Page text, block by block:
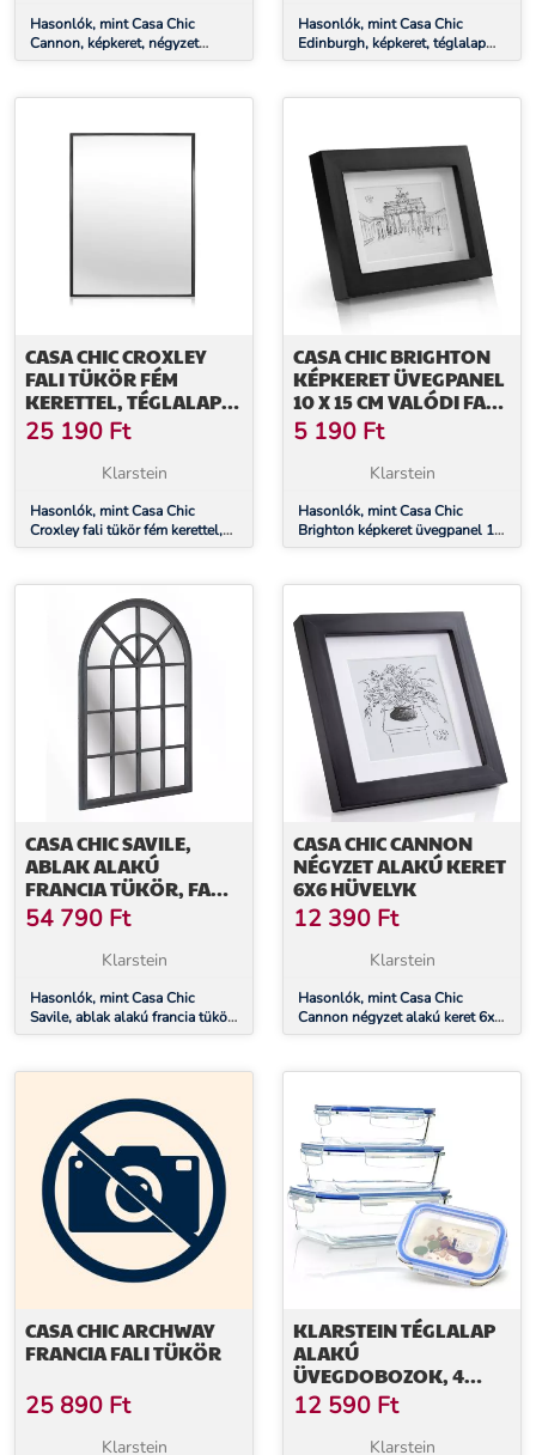
Hasonlók, mint Casa Chic
Cannon, képkeret, négyzet
alakú, fényképek 20 x 20 cm,
Hasonlók, mint Casa Chic
Edinburgh, képkeret, téglalap
alakú, A4-es fényképek 28,8 x
CASA CHIC CROXLEY
FALI TÜKÖR FÉM
KERETTEL, TÉGLALAP
ALAKÚ, 70 X 50 CM
25 190 Ft
Klarstein
Hasonlók, mint Casa Chic
Croxley fali tükör fém kerettel,
téglalap alakú, 70 x 50 cm
CASA CHIC BRIGHTON
KÉPKERET ÜVEGPANEL
10 X 15 CM VALÓDI FA
PASZPARTUVAL
5 190 Ft
Klarstein
Hasonlók, mint Casa Chic
Brighton képkeret üvegpanel 10
x 15 cm valódi fa paszpartuval
CASA CHIC SAVILE,
ABLAK ALAKÚ
FRANCIA TÜKÖR, FA
KERET, 120 X 80 CM
54 790 Ft
Klarstein
Hasonlók, mint Casa Chic
Savile, ablak alakú francia tükör,
fa keret, 120 x 80 cm
CASA CHIC CANNON
NÉGYZET ALAKÚ KERET
6X6 HÜVELYK
12 390 Ft
Klarstein
Hasonlók, mint Casa Chic
Cannon négyzet alakú keret 6x6
hüvelyk
CASA CHIC ARCHWAY
FRANCIA FALI TÜKÖR
25 890 Ft
Klarstein
KLARSTEIN TÉGLALAP
ALAKÚ
ÜVEGDOBOZOK, 4
DARABOS KÉSZLET,
1520 ML, 1040 ML, 640
ML, 370 ML, FEDÉLLEL
12 590 Ft
Klarstein